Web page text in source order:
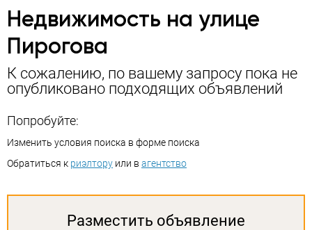
Недвижимость на улице
Пирогова
К сожалению, по вашему запросу пока не
опубликовано подходящих объявлений
Попробуйте:
Изменить условия поиска в форме поиска
Обратиться к риэлтору или в агентство
Разместить объявление